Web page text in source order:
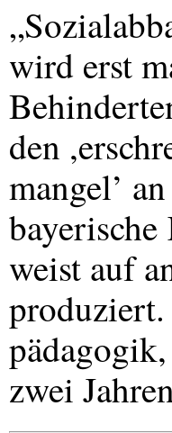
wird erst
den
mangel’
weist auf
zwei